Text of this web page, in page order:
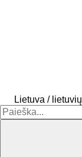
Lietuva / lietuvių